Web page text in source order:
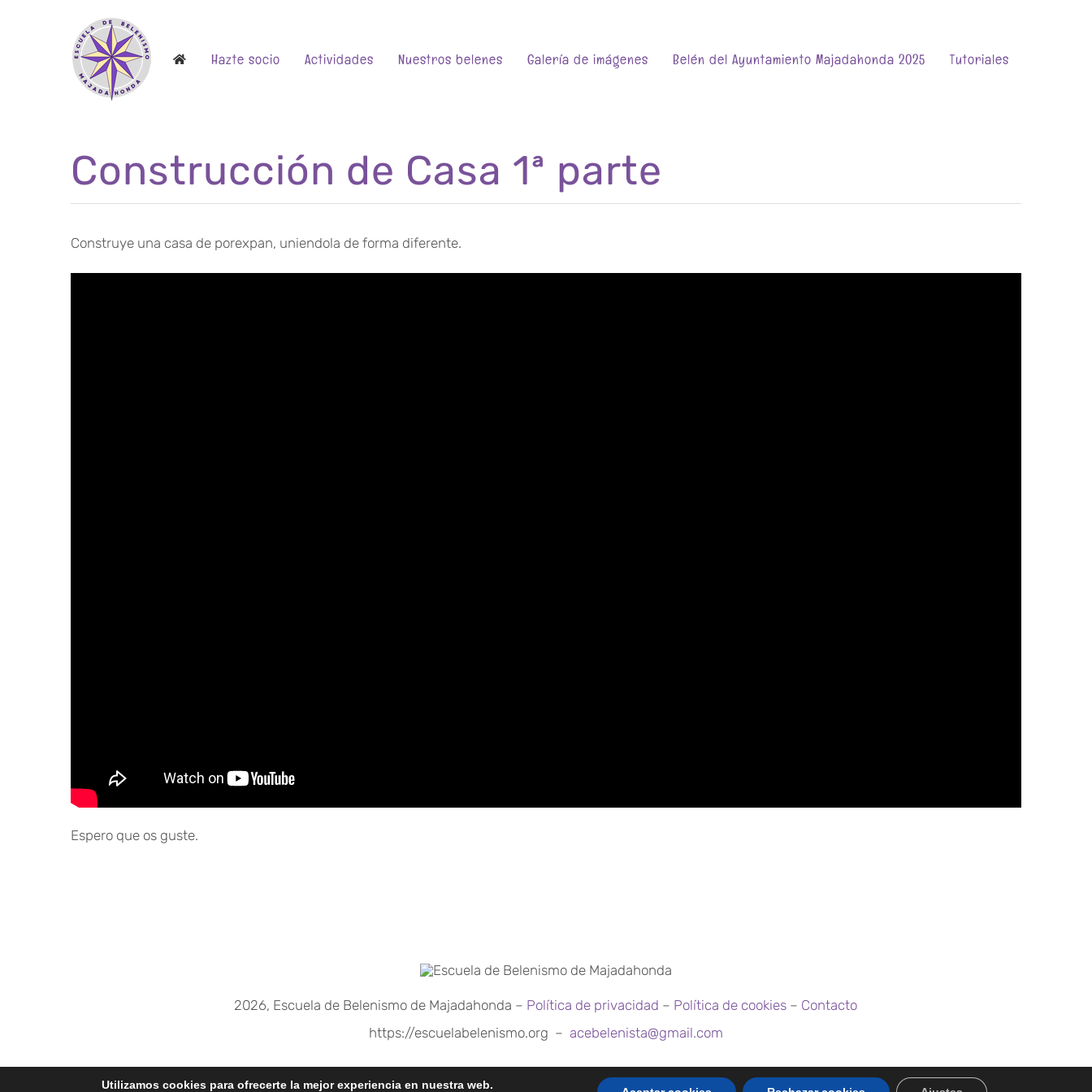
Hazte socio Actividades Nuestros belenes Galería de imágenes Belén del Ayuntamiento Majadahonda 2025 Tutoriales
Construcción de Casa 1ª parte
Construye una casa de porexpan, uniendola de forma diferente.
Espero que os guste.
2026, Escuela de Belenismo de Majadahonda – Política de privacidad – Política de cookies – Contacto
https://escuelabelenismo.org – acebelenista@gmail.com
Utilizamos cookies para ofrecerte la mejor experiencia en nuestra web.